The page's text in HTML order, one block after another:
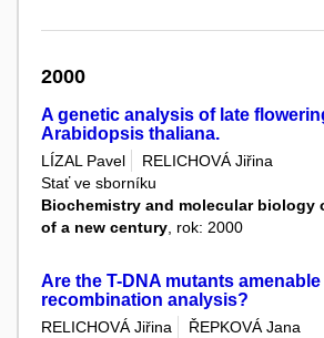
2000
A genetic analysis of late
Arabidopsis thaliana.
LÍZAL Pavel
RELICHOVÁ Jiřina
Stať ve sborníku
Biochemistry and molecular biology
of a new century , rok: 2000
Are the T-DNA mutants
recombination analysis?
RELICHOVÁ Jiřina
ŘEPKOVÁ Jana